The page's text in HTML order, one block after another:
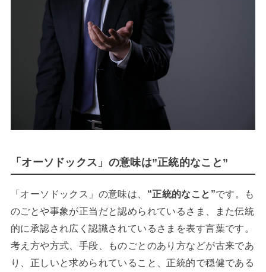
「オーソドックス」の意味は”正統的なこと”
「オーソドックス」の意味は、 “正統的なこと”です。も
のごとや事象が正当だと認められているさま、また伝統
的に承認され広く認識されているさまを表す言葉です。
考え方や方式、手段、ものごとのあり方などが古来であ
り、正しいと求められていること、正統的で穏健である